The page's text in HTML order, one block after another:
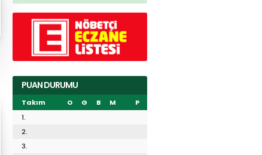
PUAN DURUMU
Takım O G B M
P
1.
2.
3.